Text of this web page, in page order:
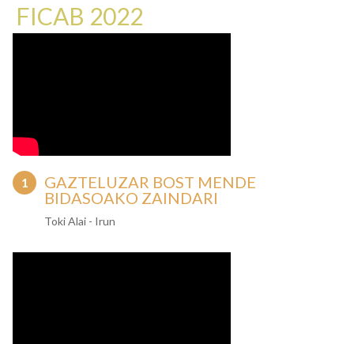
FICAB 2022
GAZTELUZAR BOST MENDE
BIDASOAKO ZAINDARI
Toki Alai - Irun